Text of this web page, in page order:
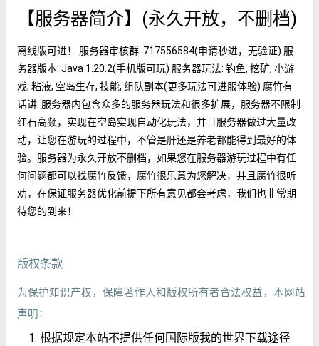
【服务器简介】(永久开放，不删档)
离线版可进！ 服务器审核群: 717556584(申请秒进，无验证) 服
务器版本: Java 1.20.2(手机版可玩) 服务器玩法: 钓鱼, 挖矿, 小游
戏, 粘液, 空岛生存, 技能, 组队副本(更多玩法可进服体验) 腐竹有
话讲: 服务器内包含众多的服务器玩法和很多扩展，服务器不限制
红石高频，实现在空岛实现自动化玩法，并且服务器做过大量改
动，让您在游玩的过程中，不管是肝还是养老都能得到最好的体
验。服务器为永久开放不删档，如果您在服务器游玩过程中有任
何问题都可以找腐竹反馈，腐竹很乐意为您解决，并且腐竹很听
劝，在保证服务器优化前提下所有意见都会考虑，我们也非常期
待您的到来！
版权条款
为保护知识产权，保障著作人和版权所有者合法权益，本网站
声明：
根据规定本站不提供任何国际版我的世界下载途径